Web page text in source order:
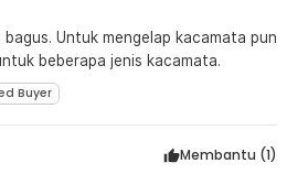
bagus. Untuk mengelap kacamata pun
beberapa jenis kacamata.
Buyer
Membantu (1)